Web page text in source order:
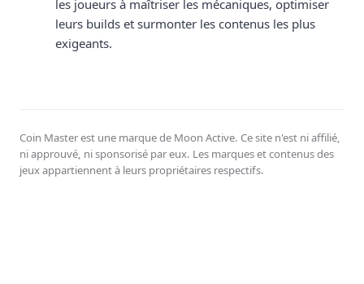
les joueurs à maîtriser les mécaniques, optimiser
leurs builds et surmonter les contenus les plus
exigeants.
Coin Master est une marque de Moon Active. Ce site n'est ni affilié,
ni approuvé, ni sponsorisé par eux. Les marques et contenus des
jeux appartiennent à leurs propriétaires respectifs.